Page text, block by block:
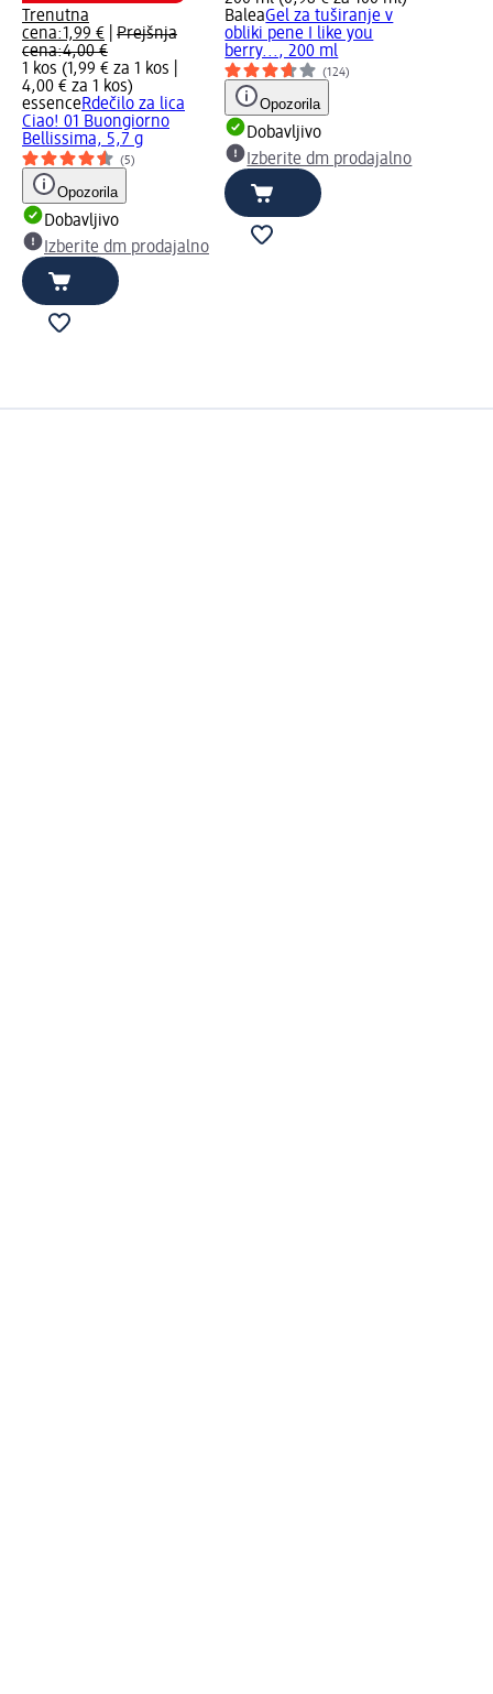
Trenutna
cena:1,99 €
Prejšnja
cena:4,00 €
1 kos (1,99 € za 1 kos |
4,00 € za 1 kos)
essenceRdečilo za lica
Ciao! 01 Buongiorno
Bellissima, 5,7 g
(5)
Opozorila
Dobavljivo
Izberite dm prodajalno
BaleaGel za tuširanje v
obliki pene I like you
berry..., 200 ml
(124)
Opozorila
Dobavljivo
Izberite dm prodajalno